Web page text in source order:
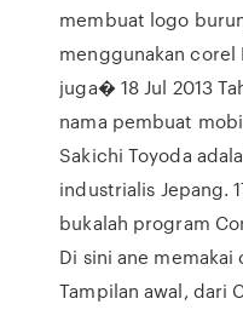
membuat logo
menggunakan corel
juga� 18 Jul 2013
nama pembuat
Sakichi Toyoda
industrialis Jepang.
bukalah program
Di sini ane
Tampilan awal, dari